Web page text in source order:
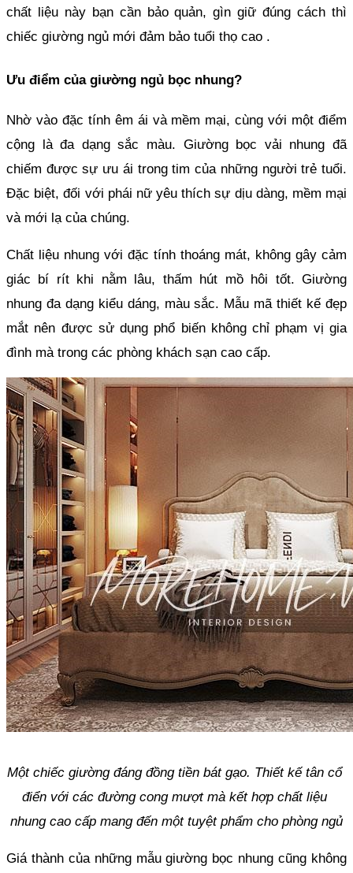
chất liệu này bạn cần bảo quản, gìn giữ đúng cách thì
chiếc giường ngủ mới đảm bảo tuổi thọ cao .
Ưu điểm của giường ngủ bọc nhung?
Nhờ vào đặc tính êm ái và mềm mại, cùng với một điểm
cộng là đa dạng sắc màu. Giường bọc vải nhung đã
chiếm được sự ưu ái trong tim của những người trẻ tuổi.
Đặc biệt, đối với phái nữ yêu thích sự dịu dàng, mềm mại
và mới lạ của chúng.
Chất liệu nhung với đặc tính thoáng mát, không gây cảm
giác bí rít khi nằm lâu, thấm hút mồ hôi tốt. Giường
nhung đa dạng kiểu dáng, màu sắc. Mẫu mã thiết kế đẹp
mắt nên được sử dụng phổ biến không chỉ phạm vị gia
đình mà trong các phòng khách sạn cao cấp.
Một chiếc giường đáng đồng tiền bát gạo. Thiết kế tân cổ
điển với các đường cong mượt mà kết hợp chất liệu
nhung cao cấp mang đến một tuyệt phẩm cho phòng ngủ
Giá thành của những mẫu giường bọc nhung cũng không